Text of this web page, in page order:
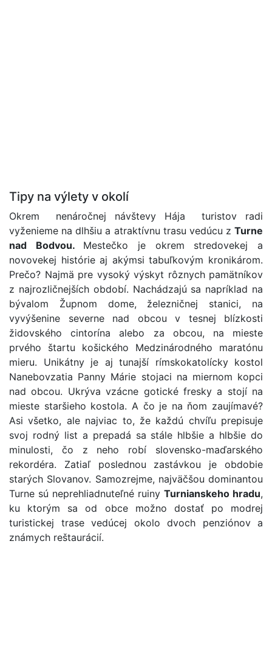
Tipy na výlety v okolí
Okrem nenáročnej návštevy Hája turistov radi
vyženieme na dlhšiu a atraktívnu trasu vedúcu z Turne
nad Bodvou. Mestečko je okrem stredovekej a
novovekej histórie aj akýmsi tabuľkovým kronikárom.
Prečo? Najmä pre vysoký výskyt rôznych pamätníkov
z najrozličnejších období. Nachádzajú sa napríklad na
bývalom Župnom dome, železničnej stanici, na
vyvýšenine severne nad obcou v tesnej blízkosti
židovského cintorína alebo za obcou, na mieste
prvého štartu košického Medzinárodného maratónu
mieru. Unikátny je aj tunajší rímskokatolícky kostol
Nanebovzatia Panny Márie stojaci na miernom kopci
nad obcou. Ukrýva vzácne gotické fresky a stojí na
mieste staršieho kostola. A čo je na ňom zaujímavé?
Asi všetko, ale najviac to, že každú chvíľu prepisuje
svoj rodný list a prepadá sa stále hlbšie a hlbšie do
minulosti, čo z neho robí slovensko-maďarského
rekordéra. Zatiaľ poslednou zastávkou je obdobie
starých Slovanov. Samozrejme, najväčšou dominantou
Turne sú neprehliadnuteľné ruiny Turnianskeho hradu,
ku ktorým sa od obce možno dostať po modrej
turistickej trase vedúcej okolo dvoch penziónov a
známych reštaurácií.